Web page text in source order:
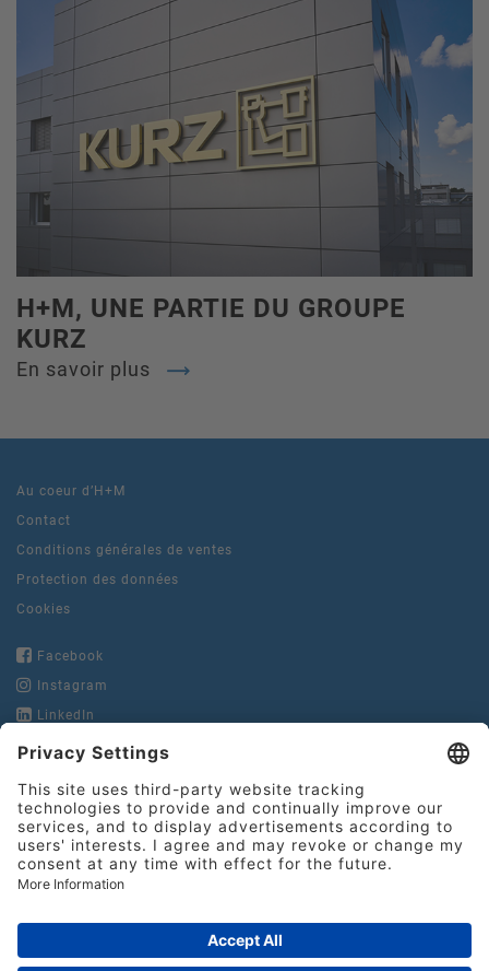
H+M, UNE PARTIE DU GROUPE
KURZ
En savoir plus
Au coeur d’H+M
Contact
Conditions générales de ventes
Protection des données
Cookies
Facebook
Instagram
LinkedIn
YouTube
Hinderer + Muhlich
France S.N.C.
contact@hinderer-